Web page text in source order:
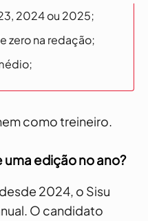
2024 ou 2025;
zero na redação;
como treineiro.
uma edição no ano?
2024, o Sisu
O candidato